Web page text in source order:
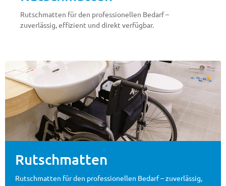
Rutschmatten für den professionellen Bedarf –
zuverlässig, effizient und direkt verfügbar.
Rutschmatten
Rutschmatten für den professionellen Bedarf – zuverlässig,